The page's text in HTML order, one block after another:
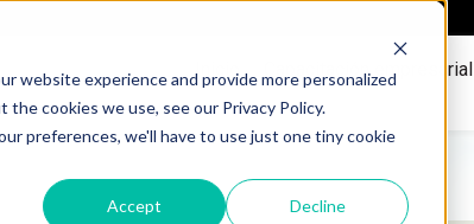
website experience and provide more personalized
cookies we use, see our Privacy Policy.
preferences, we'll have to use just one tiny cookie
Accept Decline
Inicio Capacitación empresarial